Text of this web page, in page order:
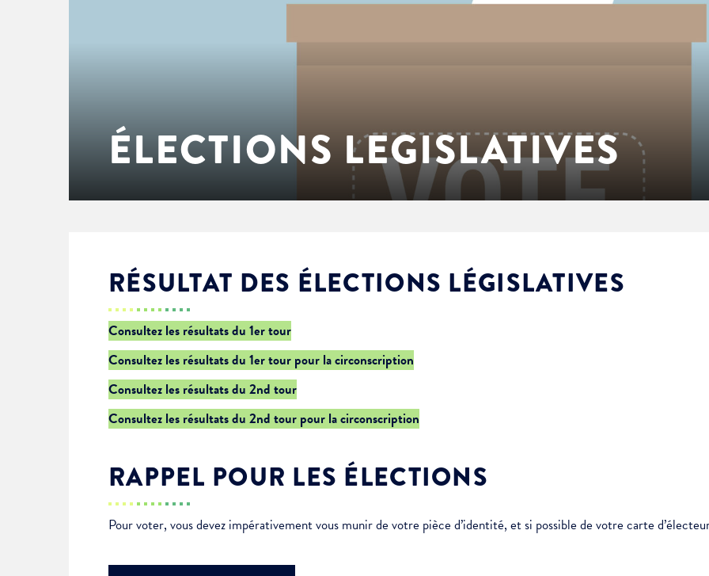
Cadre de vie
Culture
Solidarité
Annuaires & carte interactive
Je suis senior
Je suis étudiant
Logement
État-civil & papiers
Location de salles
Urbanisme
Séances du Conseil municipal
Actes administratifs
Ville éducative
Ville écologique
ÉLECTIONS LEGISLATIVES
RÉSULTAT DES ÉLECTIONS LÉGISLATIVES
Consultez les résultats du 1er tour
Consultez les résultats du 1er tour pour la circonscription
Consultez les résultats du 2nd tour
Consultez les résultats du 2nd tour pour la circonscription
RAPPEL POUR LES ÉLECTIONS
Pour voter, vous devez impérativement vous munir de votre pièce d’identité, et si possible de votre carte